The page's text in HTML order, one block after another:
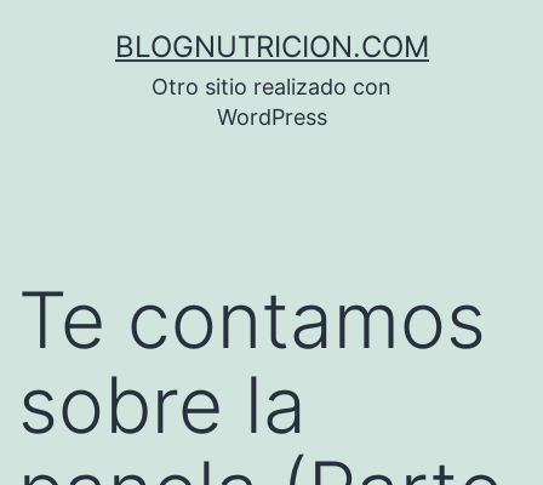
BLOGNUTRICION.COM
Otro sitio realizado con
WordPress
Te contamos
sobre la